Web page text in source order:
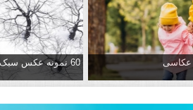
عکاسی 60 نمونه عکس سبک ماکسیمالیسم